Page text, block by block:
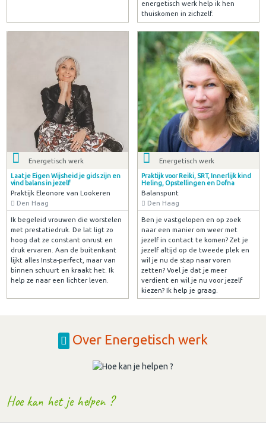
energetisch werk help ik hen
thuiskomen in zichzelf.
Energetisch werk
Laat je Eigen Wijsheid je gids zijn en
vind balans in jezelf
Praktijk Eleonore van Lookeren
Den Haag
Ik begeleid vrouwen die worstelen
met prestatiedruk. De lat ligt zo
hoog dat ze constant onrust en
druk ervaren. Aan de buitenkant
lijkt alles Insta-perfect, maar van
binnen schuurt en kraakt het. Ik
help ze naar een lichter leven.
Energetisch werk
Praktijk voor Reiki, SRT, Innerlijk kind
Heling, Opstellingen en Dofna
Balanspunt
Den Haag
Ben je vastgelopen en op zoek
naar een manier om weer met
jezelf in contact te komen? Zet je
jezelf altijd op de tweede plek en
wil je nu de stap naar voren
zetten? Voel je dat je meer
verdient en wil je nu voor jezelf
kiezen? Ik help je graag.
Over Energetisch werk
Hoe kan het je helpen ?